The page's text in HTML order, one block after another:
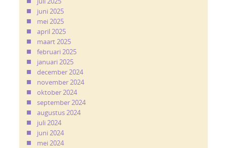
juni 2025
mei 2025
april 2025
maart 2025
februari 2025
januari 2025
december 2024
november 2024
oktober 2024
september 2024
augustus 2024
juli 2024
juni 2024
mei 2024